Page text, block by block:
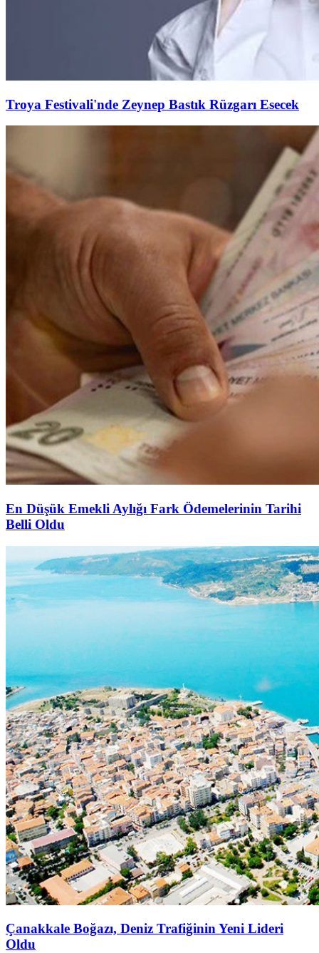
Troya Festivali'nde Zeynep Bastık Rüzgarı Esecek
En Düşük Emekli Aylığı Fark Ödemelerinin Tarihi
Belli Oldu
Çanakkale Boğazı, Deniz Trafiğinin Yeni Lideri
Oldu